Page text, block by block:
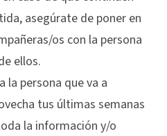
asegúrate de poner en
os con la persona
ellos.
la persona que va a
tus últimas semanas
la información y/o